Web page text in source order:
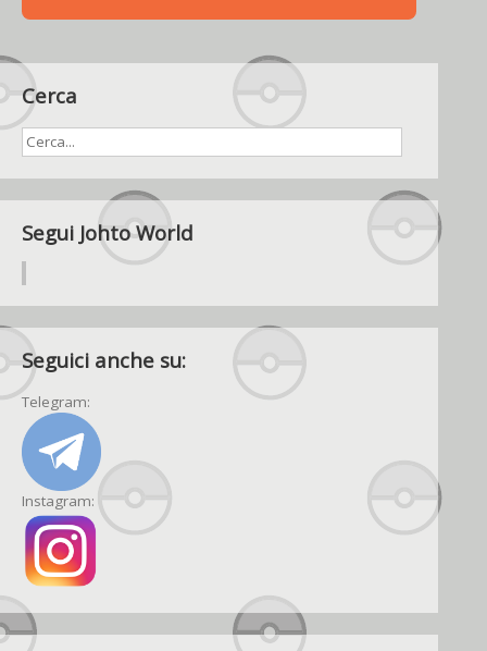
Cerca
Segui Johto World
Seguici anche su:
Telegram:
Instagram: